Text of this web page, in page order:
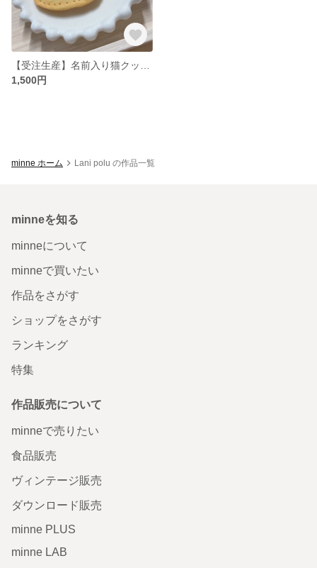
1,500円
minne ホーム Lani polu の作品一覧
minneを知る
minneについて
minneで買いたい
作品をさがす
ショップをさがす
ランキング
特集
作品販売について
minneで売りたい
食品販売
ヴィンテージ販売
ダウンロード販売
minne PLUS
minne LAB